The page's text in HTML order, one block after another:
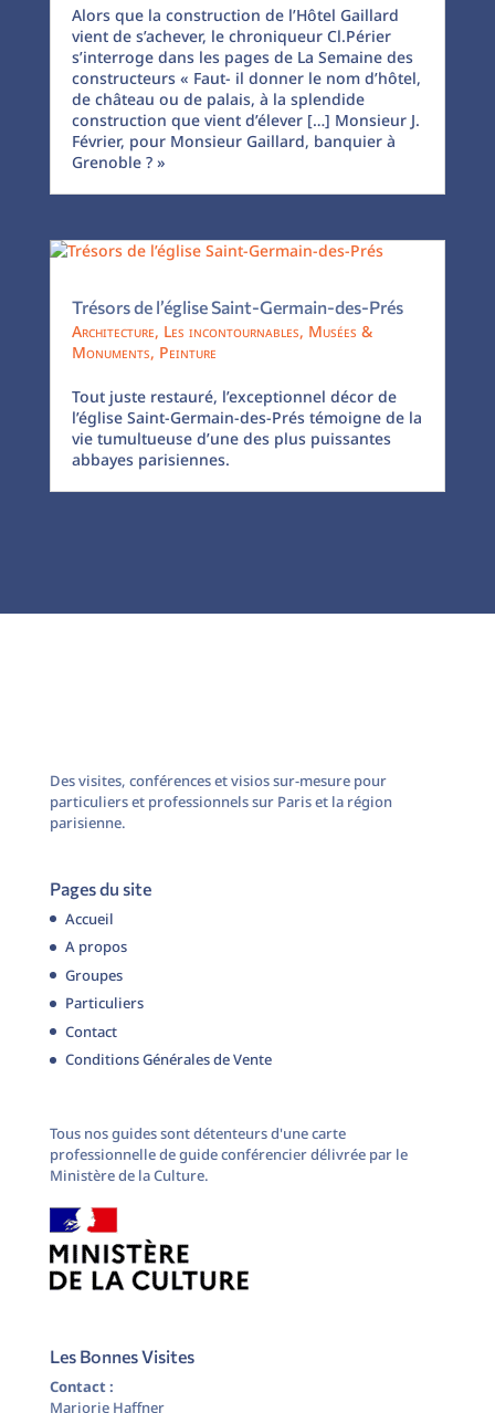
Alors que la construction de l’Hôtel Gaillard
vient de s’achever, le chroniqueur Cl.Périer
s’interroge dans les pages de La Semaine des
constructeurs « Faut- il donner le nom d’hôtel,
de château ou de palais, à la splendide
construction que vient d’élever […] Monsieur J.
Février, pour Monsieur Gaillard, banquier à
Grenoble ? »
Trésors de l’église Saint-Germain-des-Prés
Architecture, Les incontournables, Musées &
Monuments, Peinture
Tout juste restauré, l’exceptionnel décor de
l’église Saint-Germain-des-Prés témoigne de la
vie tumultueuse d’une des plus puissantes
abbayes parisiennes.
Des visites, conférences et visios sur-mesure pour
particuliers et professionnels sur Paris et la région
parisienne.
Pages du site
Accueil
A propos
Groupes
Particuliers
Contact
Conditions Générales de Vente
Tous nos guides sont détenteurs d'une carte
professionnelle de guide conférencier délivrée par le
Ministère de la Culture.
Les Bonnes Visites
Contact :
Marjorie Haffner